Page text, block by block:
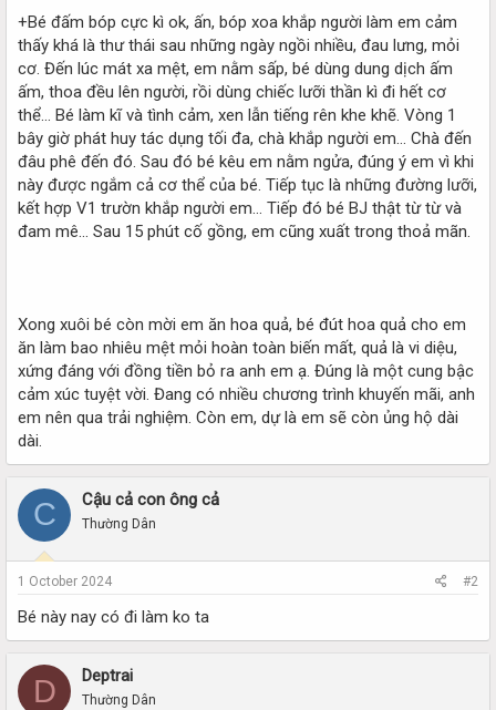
+Bé đấm bóp cực kì ok, ấn, bóp xoa khắp người làm em cảm
thấy khá là thư thái sau những ngày ngồi nhiều, đau lưng, mỏi
cơ. Đến lúc mát xa mệt, em nằm sấp, bé dùng dung dịch ấm
ấm, thoa đều lên người, rồi dùng chiếc lưỡi thần kì đi hết cơ
thể... Bé làm kĩ và tình cảm, xen lẫn tiếng rên khe khẽ. Vòng 1
bây giờ phát huy tác dụng tối đa, chà khắp người em... Chà đến
đâu phê đến đó. Sau đó bé kêu em nằm ngửa, đúng ý em vì khi
này được ngắm cả cơ thể của bé. Tiếp tục là những đường lưỡi,
kết hợp V1 trườn khắp người em... Tiếp đó bé BJ thật từ từ và
đam mê... Sau 15 phút cố gồng, em cũng xuất trong thoả mãn.
Xong xuôi bé còn mời em ăn hoa quả, bé đút hoa quả cho em
ăn làm bao nhiêu mệt mỏi hoàn toàn biến mất, quả là vi diệu,
xứng đáng với đồng tiền bỏ ra anh em ạ. Đúng là một cung bậc
cảm xúc tuyệt vời. Đang có nhiều chương trình khuyến mãi, anh
em nên qua trải nghiệm. Còn em, dự là em sẽ còn ủng hộ dài
dài.
C Cậu cả con ông cả
Thường Dân
1 October 2024 #2
Bé này nay có đi làm ko ta
D Deptrai
Thường Dân